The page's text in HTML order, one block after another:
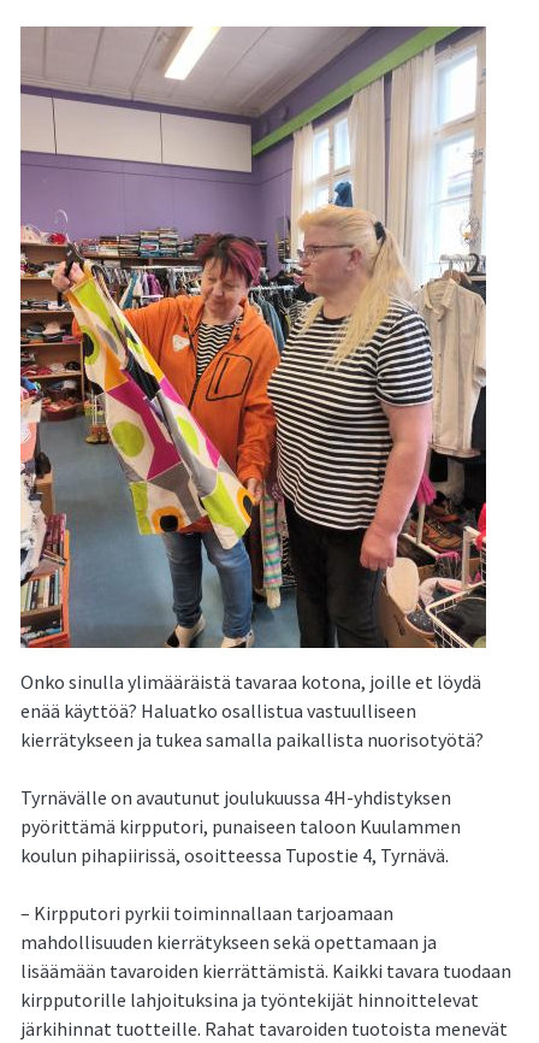
Onko sinulla ylimääräistä tavaraa kotona, joille et löydä
enää käyttöä? Haluatko osallistua vastuulliseen
kierrätykseen ja tukea samalla paikallista nuorisotyötä?
Tyrnävälle on avautunut joulukuussa 4H-yhdistyksen
pyörittämä kirpputori, punaiseen taloon Kuulammen
koulun pihapiirissä, osoitteessa Tupostie 4, Tyrnävä.
– Kirpputori pyrkii toiminnallaan tarjoamaan
mahdollisuuden kierrätykseen sekä opettamaan ja
lisäämään tavaroiden kierrättämistä. Kaikki tavara tuodaan
kirpputorille lahjoituksina ja työntekijät hinnoittelevat
järkihinnat tuotteille. Rahat tavaroiden tuotoista menevät